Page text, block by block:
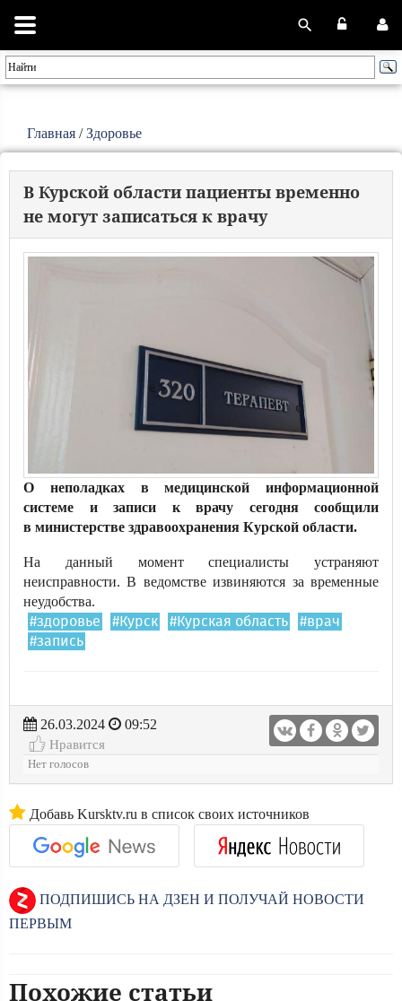
Главная /Здоровье
В Курской области пациенты временно
не могут записаться к врачу
О неполадках в медицинской информационной
системе и записи к врачу сегодня сообщили
в министерстве здравоохранения Курской области.
На данный момент специалисты устраняют
неисправности. В ведомстве извиняются за временные
неудобства.
#здоровье #Курск #Курская область
#врач
#запись
26.03.2024
09:52
Нравится
Нет голосов
Добавь Kursktv.ru в список своих источников
ПОДПИШИСЬ НА ДЗЕН И ПОЛУЧАЙ НОВОСТИ
ПЕРВЫМ
Похожие статьи